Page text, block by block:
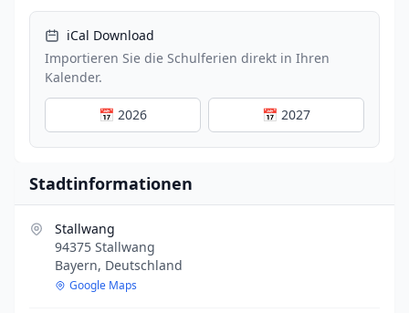
iCal Download
Importieren Sie die Schulferien direkt in Ihren
Kalender.
📅 2026 📅 2027
Stadtinformationen
Stallwang
94375 Stallwang
Bayern, Deutschland
Google Maps